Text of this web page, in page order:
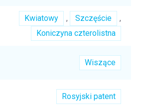
Kwiatowy , Szczęście
,
Koniczyna czterolistna
Wiszące
Rosyjski patent